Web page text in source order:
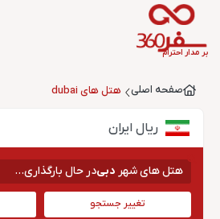
بر مدار احترام
صفحه اصلی هتل های dubai
ریال ایران
هتل های شهر دبیدر حال بارگذاری...
تغییر جستجو